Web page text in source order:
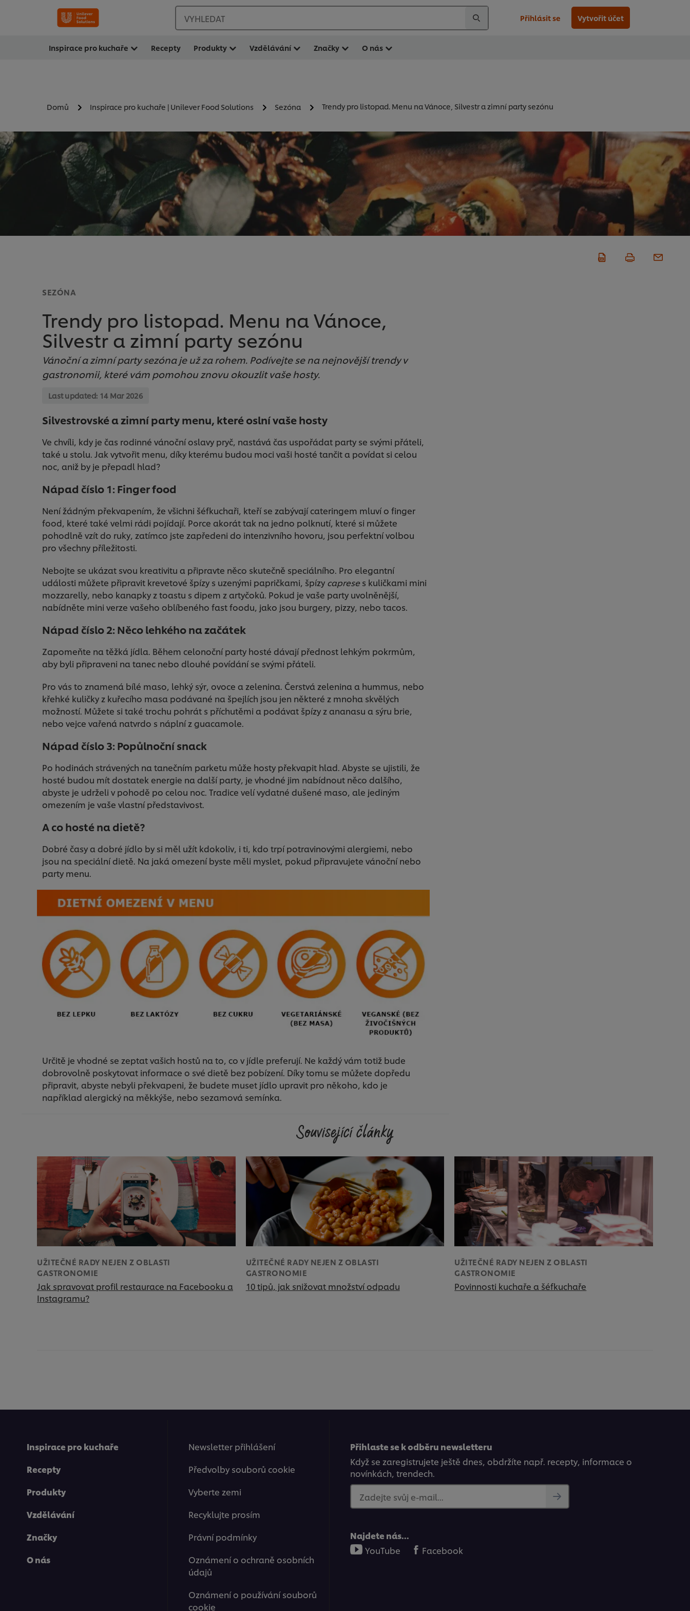
VYHLEDAT Přihlásit se Vytvořit účet
Inspirace pro kuchaře Recepty Produkty Vzdělávání Značky O nás
Domů Inspirace pro kuchaře | Unilever Food Solutions Sezóna Trendy pro listopad. Menu na Vánoce, Silvestr a zimní party sezónu
SEZÓNA
Trendy pro listopad. Menu na Vánoce,
Silvestr a zimní party sezónu
Vánoční a zimní party sezóna je už za rohem. Podívejte se na nejnovější trendy v
gastronomii, které vám pomohou znovu okouzlit vaše hosty.
Last updated: 14 Mar 2026
Silvestrovské a zimní party menu, které oslní vaše hosty
Ve chvíli, kdy je čas rodinné vánoční oslavy pryč, nastává čas uspořádat party se svými přáteli,
také u stolu. Jak vytvořit menu, díky kterému budou moci vaši hosté tančit a povídat si celou
noc, aniž by je přepadl hlad?
Nápad číslo 1: Finger food
Není žádným překvapením, že všichni šéfkuchaři, kteří se zabývají cateringem mluví o finger
food, které také velmi rádi pojídají. Porce akorát tak na jedno polknutí, které si můžete
pohodlně vzít do ruky, zatímco jste zapředeni do intenzivního hovoru, jsou perfektní volbou
pro všechny příležitosti.
Nebojte se ukázat svou kreativitu a připravte něco skutečně speciálního. Pro elegantní
události můžete připravit krevetové špízy s uzenými papričkami, špízy capreses kuličkami mini
mozzarelly, nebo kanapky z toastu s dipem z artyčoků. Pokud je vaše party uvolněnější,
nabídněte mini verze vašeho oblíbeného fast foodu, jako jsou burgery, pizzy, nebo tacos.
Nápad číslo 2: Něco lehkého na začátek
Zapomeňte na těžká jídla. Během celonoční party hosté dávají přednost lehkým pokrmům,
aby byli připraveni na tanec nebo dlouhé povídání se svými přáteli.
Pro vás to znamená bílé maso, lehký sýr, ovoce a zelenina. Čerstvá zelenina a hummus, nebo
křehké kuličky z kuřecího masa podávané na špejlích jsou jen některé z mnoha skvělých
možností. Můžete si také trochu pohrát s příchutěmi a podávat špízy z ananasu a sýru brie,
nebo vejce vařená natvrdo s náplní z guacamole.
Nápad číslo 3: Popůlnoční snack
Po hodinách strávených na tanečním parketu může hosty překvapit hlad. Abyste se ujistili, že
hosté budou mít dostatek energie na další party, je vhodné jim nabídnout něco dalšího,
abyste je udrželi v pohodě po celou noc. Tradice velí vydatné dušené maso, ale jediným
omezením je vaše vlastní představivost.
A co hosté na dietě?
Dobré časy a dobré jídlo by si měl užít kdokoliv, i ti, kdo trpí potravinovými alergiemi, nebo
jsou na speciální dietě. Na jaká omezení byste měli myslet, pokud připravujete vánoční nebo
party menu.
Určitě je vhodné se zeptat vašich hostů na to, co v jídle preferují. Ne každý vám totiž bude
dobrovolně poskytovat informace o své dietě bez pobízení. Díky tomu se můžete dopředu
připravit, abyste nebyli překvapeni, že budete muset jídlo upravit pro někoho, kdo je
například alergický na měkkýše, nebo sezamová semínka.
Související články
UŽITEČNÉ RADY NEJEN Z OBLASTI
GASTRONOMIE
Jak spravovat profil restaurace na Facebooku a
Instagramu?
UŽITEČNÉ RADY NEJEN Z OBLASTI
GASTRONOMIE
10 tipů, jak snižovat množství odpadu
UŽITEČNÉ RADY NEJEN Z OBLASTI
GASTRONOMIE
Povinnosti kuchaře a šéfkuchaře
Inspirace pro kuchaře
Recepty
Produkty
Vzdělávání
Značky
O nás
Newsletter přihlášení
Předvolby souborů cookie
Vyberte zemi
Recyklujte prosím
Právní podmínky
Oznámení o ochraně osobních
údajů
Oznámení o používání souborů
cookie
Přihlaste se k odběru newsletteru
Když se zaregistrujete ještě dnes, obdržíte např. recepty, informace o
novínkách, trendech.
Zadejte svůj e-mail...
Najdete nás...
YouTube
Facebook